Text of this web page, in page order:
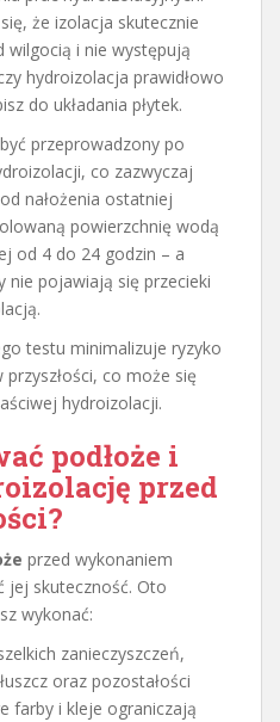
że izolacja skutecznie
wilgocią i nie występują
hydroizolacja prawidłowo
do układania płytek.
przeprowadzony po
co zazwyczaj
nałożenia ostatniej
powierzchnię wodą
od 4 do 24 godzin – a
nie pojawiają się przecieki
testu minimalizuje ryzyko
co może się
hydroizolacji.
podłoże i
przed
przed wykonaniem
jej skuteczność. Oto
wykonać:
zanieczyszczeń,
oraz pozostałości
farby i kleje ograniczają